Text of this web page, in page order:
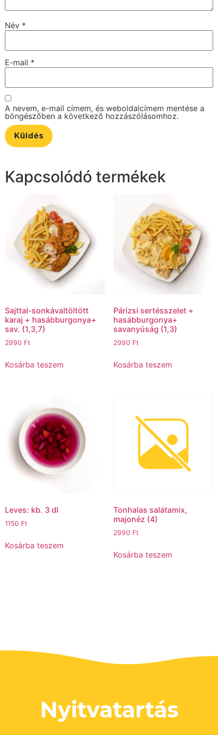
Név *
E-mail *
A nevem, e-mail címem, és weboldalcímem mentése a
böngészőben a következő hozzászólásomhoz.
Kapcsolódó termékek
Sajttal-sonkávaltöltött
karaj + hasábburgonya+
sav. (1,3,7)
2990 Ft
Kosárba teszem
Párizsi sertésszelet +
hasábburgonya+
savanyúság (1,3)
2990 Ft
Kosárba teszem
Leves: kb. 3 dl
1150 Ft
Kosárba teszem
Tonhalas salátamix,
majonéz (4)
2990 Ft
Kosárba teszem
Nyitvatartás